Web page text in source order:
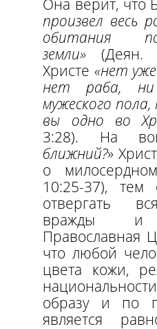
Она верит, что
произвел весь
обитания
земли» (Деян.
Христе «нет
нет раба, ни
мужеского пола,
вы одно во
3:28). На
ближний?»
о
10:25-37), тем
отвергать
вражды и
Православная
что любой
цвета кожи,
образу и по
является